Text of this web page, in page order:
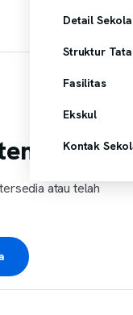
Detail
Struktur
Fasilitas
Ekskul
Kontak
atau telah